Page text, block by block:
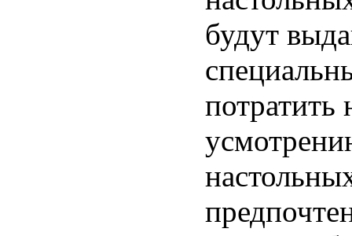
будут
потратить